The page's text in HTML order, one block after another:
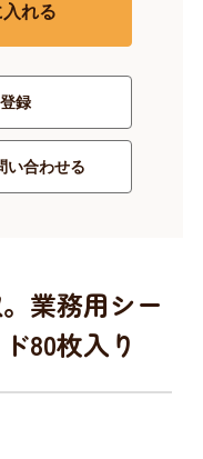
れる
録
い合わせる
業務用シー
80枚入り